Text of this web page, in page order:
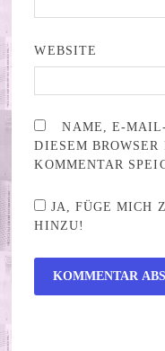
WEBSITE
NAME, E-
DIESEM
KOMMENTAR
JA, FÜGE MICH
HINZU!